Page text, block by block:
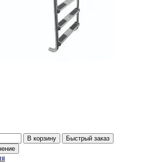
В корзину
Быстрый заказ